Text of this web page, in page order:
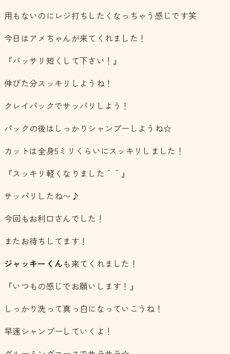
用もないのにレジ打ちしたくなっちゃう感じです笑
今日はアメちゃんが来てくれました！
『バッサリ短くして下さい！』
伸びた分スッキリしようね！
クレイパックでサッパリしよう！
パックの後はしっかりシャンプーしようね☆
カットは全身5ミリくらいにスッキリしました！
『スッキリ軽くなりました＾＾』
サッパリしたね〜♪
今回もお利口さんでした！
またお待ちしてます！
ジャッキーくんも来てくれました！
『いつもの感じでお願いします！』
しっかり洗って真っ白になっていこうね！
早速シャンプーしていくよ！